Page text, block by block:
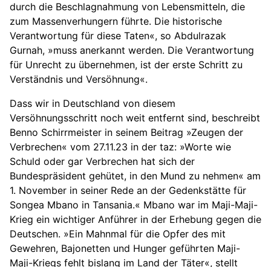
durch die Beschlagnahmung von Lebensmitteln, die
zum Massenverhungern führte. Die historische
Verantwortung für diese Taten«, so Abdulrazak
Gurnah, »muss anerkannt werden. Die Verantwortung
für Unrecht zu übernehmen, ist der erste Schritt zu
Verständnis und Versöhnung«.
Dass wir in Deutschland von diesem
Versöhnungsschritt noch weit entfernt sind, beschreibt
Benno Schirrmeister in seinem Beitrag »Zeugen der
Verbrechen« vom 27.11.23 in der taz: »Worte wie
Schuld oder gar Verbrechen hat sich der
Bundespräsident gehütet, in den Mund zu nehmen« am
1. November in seiner Rede an der Gedenkstätte für
Songea Mbano in Tansania.« Mbano war im Maji-Maji-
Krieg ein wichtiger Anführer in der Erhebung gegen die
Deutschen. »Ein Mahnmal für die Opfer des mit
Gewehren, Bajonetten und Hunger geführten Maji-
Maji-Kriegs fehlt bislang im Land der Täter«, stellt